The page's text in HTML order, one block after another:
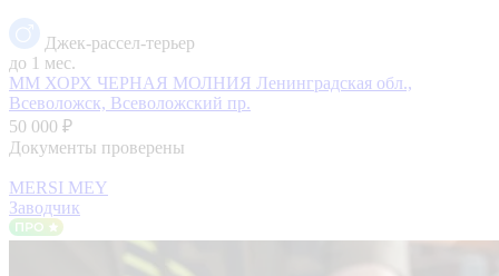
Джек-рассел-терьер
до 1 мес.
ММ ХОРХ ЧЕРНАЯ МОЛНИЯ Ленинградская обл.,
Всеволожск, Всеволожский пр.
50 000 ₽
Документы проверены
MERSI MEY
Заводчик